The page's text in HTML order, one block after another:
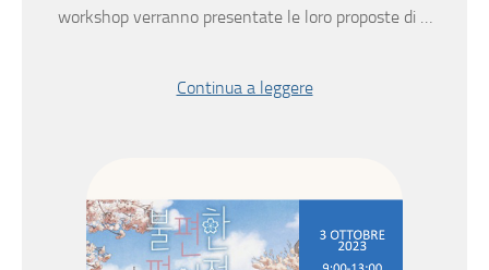
workshop verranno presentate le loro proposte di …
Continua a leggere